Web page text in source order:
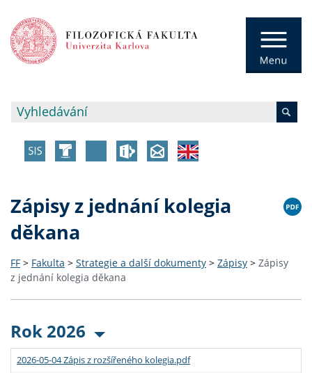
Zápisy z jednání kolegia
děkana
FF > Fakulta > Strategie a další dokumenty > Zápisy > Zápisy
z jednání kolegia děkana
Rok 2026
2026-05-04 Zápis z rozšířeného kolegia.pdf